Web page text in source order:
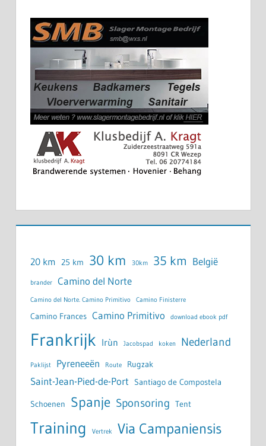
20 km 25 km 30 km 30km 35 km België
brander Camino del Norte
Camino del Norte. Camino Primitivo Camino Finisterre
Camino Frances Camino Primitivo download ebook pdf
Frankrijk Irùn Jacobspad koken Nederland
Paklijst Pyreneeën Route Rugzak
Saint-Jean-Pied-de-Port Santiago de Compostela
Schoenen Spanje Sponsoring Tent
Training Vertrek Via Campaniensis